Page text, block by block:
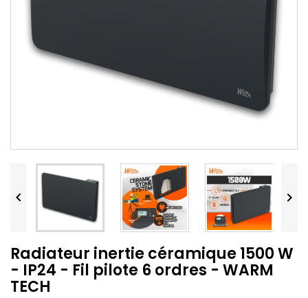
 
Radiateur inertie céramique 1500 W
- IP24 - Fil pilote 6 ordres - WARM
TECH